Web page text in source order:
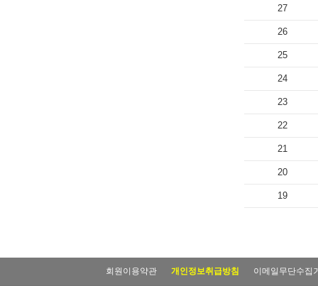
27
26
25
24
23
22
21
20
19
회원이용약관 개인정보취급방침 이메일무단수집